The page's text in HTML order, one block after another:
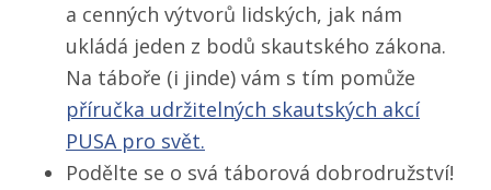
a cenných výtvorů lidských, jak nám
ukládá jeden z bodů skautského zákona.
Na táboře (i jinde) vám s tím pomůže
příručka udržitelných skautských akcí
PUSA pro svět.
Podělte se o svá táborová dobrodružství!